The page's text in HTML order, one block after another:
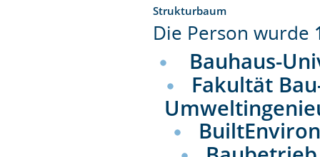
Strukturbaum
Die Person wurde
Bauhaus-
Fakultät